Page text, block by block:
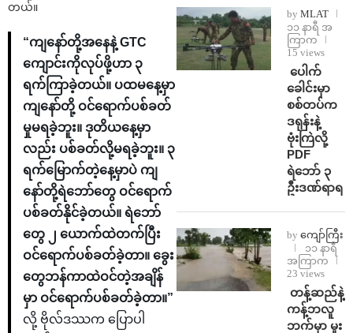
တယ်။
“ကျနော်တို့အနေနဲ့ GTC
ကျောင်းကိုလုပ်ဖို့ဟာ ၃
ရက်ကြာခဲ့တယ်။ ပထမနေ့မှာ
ကျနော်တို့ ဝင်ရောက်ပစ်ခတ်
မှုမရခဲ့ဘူး။ ဒုတိယနေ့မှာ
လည်း ပစ်ခတ်လို့မရခဲ့ဘူး။ ၃
ရက်မြောက်တဲ့နေ့မှာပဲ ကျ
နော်တို့ရဲဘော်တွေ ဝင်ရောက်
ပစ်ခတ်နိုင်ခဲ့တယ်။ ရဲဘော်
တွေ ၂ ယောက်ထဲတက်ပြီး
ဝင်ရောက်ပစ်ခတ်ခဲ့တာ။ ခွေး
တွေဘန်ကာထဲဝင်တဲ့အချိန်
မှာ ဝင်ရောက်ပစ်ခတ်ခဲ့တာ။”
လို့ ဗိုလ်ဒဿက ပြောပါ
by MLAT
၁၁ နာရီ အ
ကြာက
15 views
⁩ ⁨ပေါက်
ခေါင်းမှာ
စစ်တပ်က
ဒရုန်းနဲ့
ဗုံးကြဲလို့
PDF
ရဲဘော် ၃
ဦးဒဏ်ရာရ
by ကျော်ကြီး
၁၁ နာရီ
အကြာက
23 views
⁩ ⁨တန့်ဆည်နဲ့
ကန့်ဘလူ
ဘက်မှာ မူး